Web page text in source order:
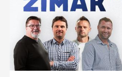
A dojde i na rozhodčí, které
do německé DEL. Je to hlavně